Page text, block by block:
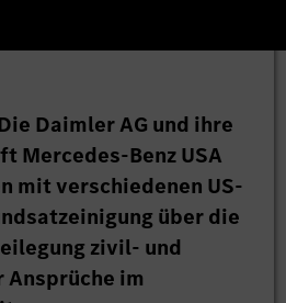
Daimler AG und ihre
Mercedes-Benz USA
mit verschiedenen US-
über die
zivil- und
im